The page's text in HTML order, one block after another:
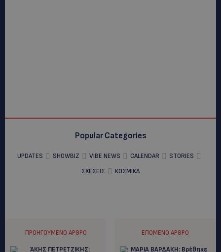
Popular Categories
UPDATES SHOWBIZ VIBE NEWS CALENDAR
STORIES
ΣΧΕΣΕΙΣ
ΚΟΣΜΙΚΑ
ΠΡΟΗΓΟΎΜΕΝΟ ΆΡΘΡΟ ΕΠΌΜΕΝΟ ΆΡΘΡΟ